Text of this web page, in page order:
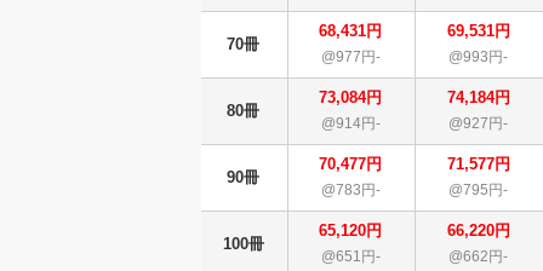
70冊
68,431円
@977円-
69,531円
@993円-
80冊
73,084円
@914円-
74,184円
@927円-
90冊
70,477円
@783円-
71,577円
@795円-
100冊
65,120円
@651円-
66,220円
@662円-